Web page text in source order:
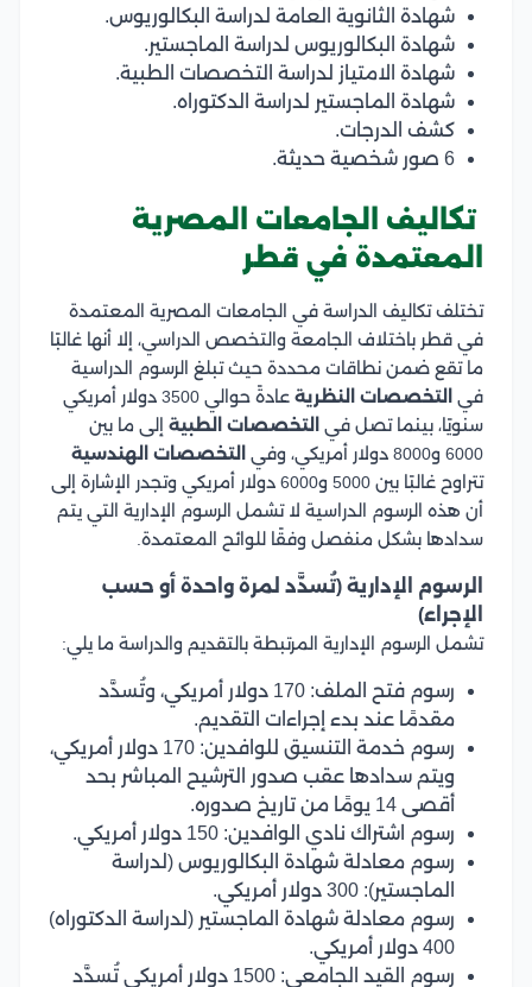
شهادة الثانوية العامة لدراسة البكالوريوس.
شهادة البكالوريوس لدراسة الماجستير.
شهادة الامتياز لدراسة التخصصات الطبية.
شهادة الماجستير لدراسة الدكتوراه.
كشف الدرجات.
6 صور شخصية حديثة.
تكاليف الجامعات المصرية
المعتمدة في قطر
تختلف تكاليف الدراسة في الجامعات المصرية المعتمدة
في قطر باختلاف الجامعة والتخصص الدراسي، إلا أنها غالبًا
ما تقع ضمن نطاقات محددة حيث تبلغ الرسوم الدراسية
في التخصصات النظرية
عادةً حوالي 3500 دولار أمريكي
سنويًا، بينما تصل في التخصصات الطبية إلى ما بين
6000 و8000 دولار أمريكي، وفي
التخصصات الهندسية
تتراوح غالبًا بين 5000 و6000 دولار أمريكي وتجدر الإشارة إلى
أن هذه الرسوم الدراسية لا تشمل الرسوم الإدارية التي يتم
سدادها بشكل منفصل وفقًا للوائح المعتمدة.
الرسوم الإدارية (تُسدَّد لمرة واحدة أو حسب
الإجراء)
تشمل الرسوم الإدارية المرتبطة بالتقديم والدراسة ما يلي:
رسوم فتح الملف: 170 دولار أمريكي، وتُسدَّد
مقدمًا عند بدء إجراءات التقديم.
رسوم خدمة التنسيق للوافدين: 170 دولار أمريكي،
ويتم سدادها عقب صدور الترشيح المباشر بحد
أقصى 14 يومًا من تاريخ صدوره.
رسوم اشتراك نادي الوافدين: 150 دولار أمريكي.
رسوم معادلة شهادة البكالوريوس (لدراسة
الماجستير): 300 دولار أمريكي.
رسوم معادلة شهادة الماجستير (لدراسة الدكتوراه)
400 دولار أمريكي.
رسوم القيد الجامعي: 1500 دولار أمريكي تُسدَّد